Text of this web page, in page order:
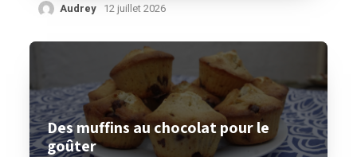
Audrey 12 juillet 2026
Des muffins au chocolat pour le
goûter